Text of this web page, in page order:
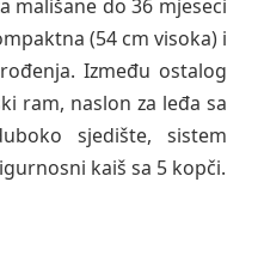
mališane do 36 mjeseci
(54 cm visoka) i
Između ostalog
ram, naslon za leđa sa
sjedište, sistem
kaiš sa 5 kopči.